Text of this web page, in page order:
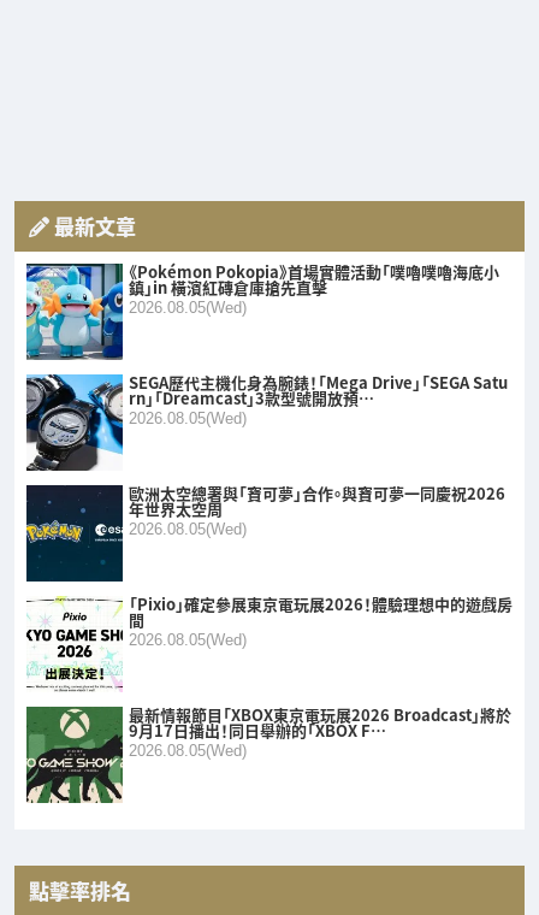
最新文章
《Pokémon Pokopia》首場實體活動「噗嚕噗嚕海底小
鎮」in 橫濱紅磚倉庫搶先直擊
2026.08.05(Wed)
SEGA歷代主機化身為腕錶！「Mega Drive」「SEGA Satu
rn」「Dreamcast」3款型號開放預…
2026.08.05(Wed)
歐洲太空總署與「寶可夢」合作。與寶可夢一同慶祝2026
年世界太空周
2026.08.05(Wed)
「Pixio」確定參展東京電玩展2026！體驗理想中的遊戲房
間
2026.08.05(Wed)
最新情報節目「XBOX東京電玩展2026 Broadcast」將於
9月17日播出！同日舉辦的「XBOX F…
2026.08.05(Wed)
點擊率排名